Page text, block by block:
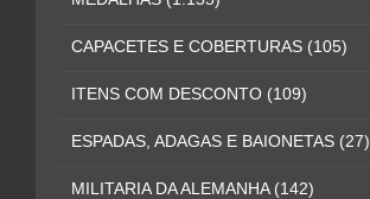
CAPACETES E COBERTURAS (105)
ITENS COM DESCONTO (109)
ESPADAS, ADAGAS E BAIONETAS (27)
MILITARIA DA ALEMANHA (142)